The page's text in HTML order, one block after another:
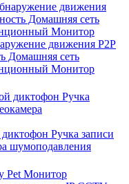
движения P2P
Домашняя сеть
Монитор
Ручка записи
шумоподавления